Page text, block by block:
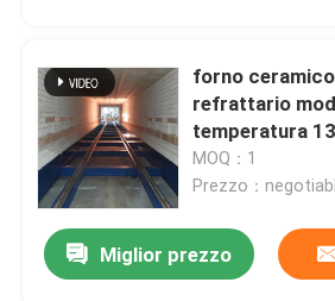
forno
refrattario
temperatura
MOQ：1
Prezzo：
Miglior prezzo